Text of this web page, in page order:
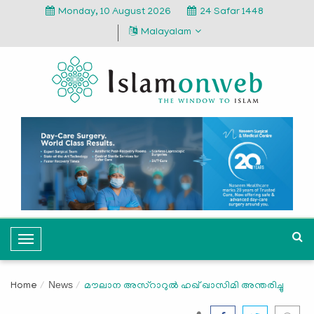
Monday, 10 August 2026
24 Safar 1448
Malayalam
T
o
g
Home News മൗലാന അസ്‌റാറുല്‍ ഹഖ് ഖാസിമി അന്തരിച്ചു